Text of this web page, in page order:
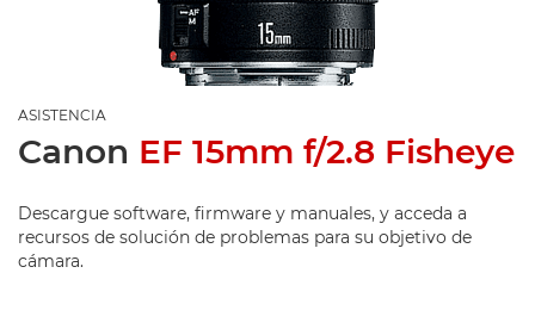
ASISTENCIA
Canon EF 15mm f/2.8 Fisheye
Descargue software, firmware y manuales, y acceda a
recursos de solución de problemas para su objetivo de
cámara.